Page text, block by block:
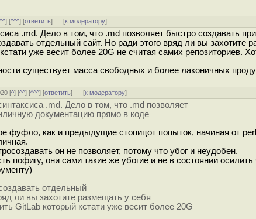
^^] [^^^] [ответить] [к модератору]
.md. Дело в том, что .md позволяет быстро создавать
отдельный сайт. Но ради этого вряд ли вы захотите
уже весит более 20G не считая самих репозиториев.
существует масса свободных и более лаконичных
[^] [^^] [^^^] [ответить] [к модератору]
.md. Дело в том, что .md позволяет
документацию прямо в коде
фуфло, как и предыдущие стопицот попыток, начиная от
он не позволяет, потому что убог и неудобен.
пофигу, они сами такие же убогие и не в состоянии
отдельный
ли вы захотите размещать у себя
GitLab который кстати уже весит более 20G